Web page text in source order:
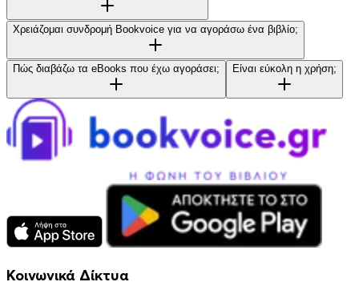
Χρειάζομαι συνδρομή Bookvoice για να αγοράσω ένα βιβλίο;
Πώς διαβάζω τα eBooks που έχω αγοράσει; Είναι εύκολη η χρήση;
Κοινωνικά Δίκτυα